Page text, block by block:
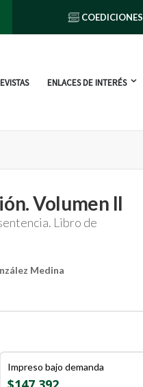
COEDICIONES
ENLACES DE INTERÉS
Volumen II
Libro de
Medina
Impreso bajo demanda